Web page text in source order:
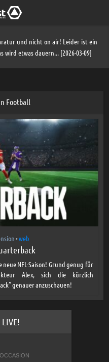
und nicht on air! Leider ist ein
etwas dauern... [2026-03-09]
Football
•web
NFL-Saison! Grund genug für
Alex, sich die kürzlich
genauer anzuschauen!